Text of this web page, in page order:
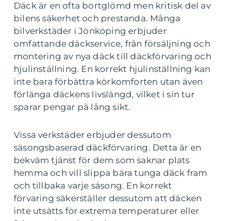
Däck är en ofta bortglömd men kritisk del av
bilens säkerhet och prestanda. Många
bilverkstäder i Jönköping erbjuder
omfattande däckservice, från försäljning och
montering av nya däck till däckförvaring och
hjulinställning. En korrekt hjulinställning kan
inte bara förbättra körkomforten utan även
förlänga däckens livslängd, vilket i sin tur
sparar pengar på lång sikt.
Vissa verkstäder erbjuder dessutom
säsongsbaserad däckförvaring. Detta är en
bekväm tjänst för dem som saknar plats
hemma och vill slippa bära tunga däck fram
och tillbaka varje säsong. En korrekt
förvaring säkerställer dessutom att däcken
inte utsätts för extrema temperaturer eller